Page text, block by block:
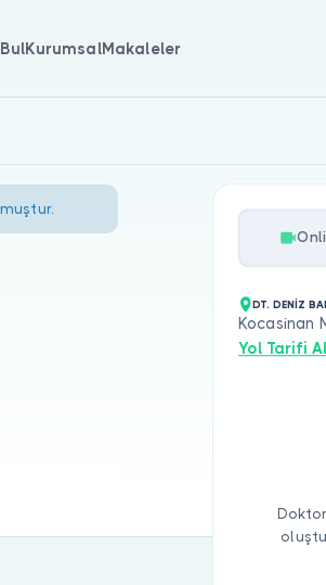
KurumsalMakaleler
DT. DENİZ
Kocasinan
Yol Tarifi Al